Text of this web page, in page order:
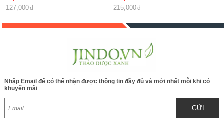
kinh nguyệt không đều rất tốt
127,000
215,000
Nhập Email để có thể nhận được thông tin đầy đủ và mới nhất mỗi khi có
khuyến mãi
GỬI